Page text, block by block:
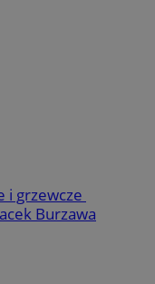
i grzewcze
Burzawa